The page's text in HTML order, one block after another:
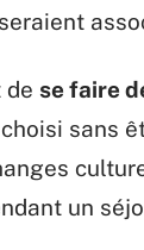
de se faire
sans
un